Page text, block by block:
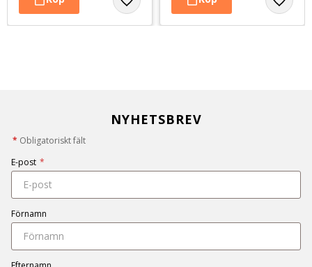
NYHETSBREV
* Obligatoriskt fält
E-post *
Förnamn